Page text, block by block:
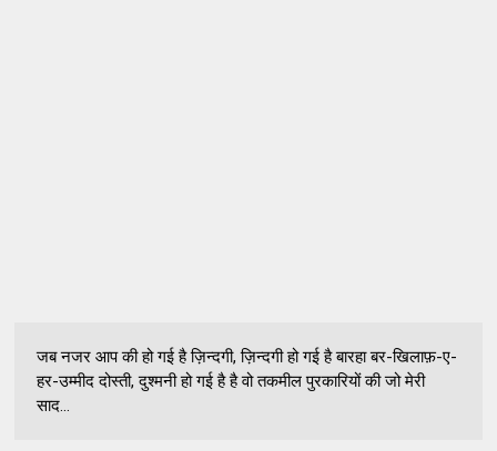
जब नजर आप की हो गई है ज़िन्दगी, ज़िन्दगी हो गई है बारहा बर-खिलाफ़-ए-
हर-उम्मीद दोस्ती, दुश्मनी हो गई है है वो तकमील पुरकारियों की जो मेरी
साद...